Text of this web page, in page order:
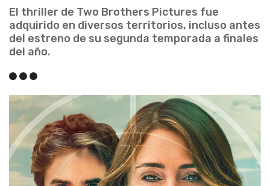
El thriller de Two Brothers Pictures fue
adquirido en diversos territorios, incluso antes
del estreno de su segunda temporada a finales
del año.